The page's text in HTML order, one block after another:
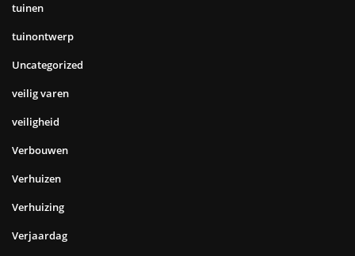
tuinen
tuinontwerp
Uncategorized
veilig varen
veiligheid
Verbouwen
Verhuizen
Verhuizing
Verjaardag